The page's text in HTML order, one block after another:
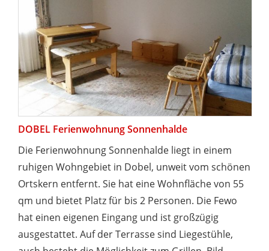
DOBEL Ferienwohnung Sonnenhalde
Die Ferienwohnung Sonnenhalde liegt in einem
ruhigen Wohngebiet in Dobel, unweit vom schönen
Ortskern entfernt. Sie hat eine Wohnfläche von 55
qm und bietet Platz für bis 2 Personen. Die Fewo
hat einen eigenen Eingang und ist großzügig
ausgestattet. Auf der Terrasse sind Liegestühle,